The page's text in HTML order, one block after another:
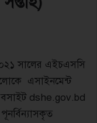
সালের এইচএসসি
এসাইনমেন্ট
dshe.gov.bd